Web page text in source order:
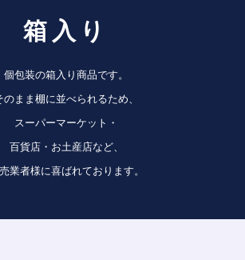
箱入り
個包装の箱入り商品です。
のまま棚に並べられるため、
スーパーマーケット・
百貨店・お土産店など、
業者様に喜ばれております。